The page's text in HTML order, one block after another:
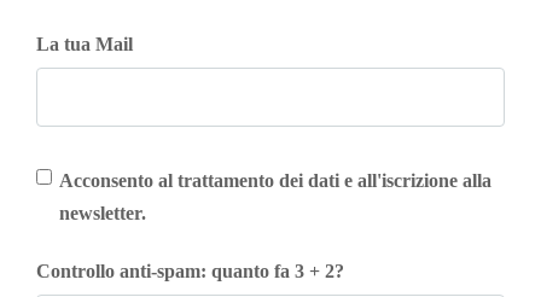
La tua Mail
Acconsento al trattamento dei dati e all'iscrizione alla
newsletter.
Controllo anti-spam: quanto fa 3 + 2?